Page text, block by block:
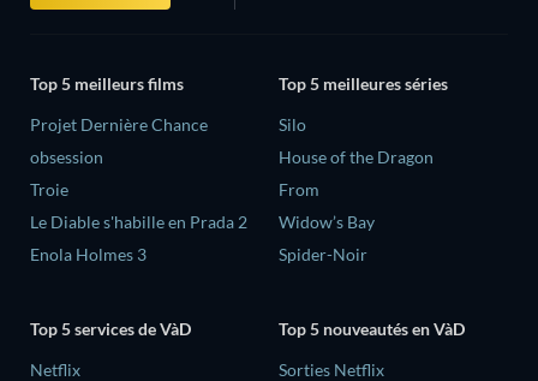
Top 5 meilleurs films
Projet Dernière Chance
obsession
Troie
Le Diable s'habille en Prada 2
Enola Holmes 3
Top 5 meilleures séries
Silo
House of the Dragon
From
Widow’s Bay
Spider-Noir
Top 5 services de VàD
Netflix
Top 5 nouveautés en VàD
Sorties Netflix